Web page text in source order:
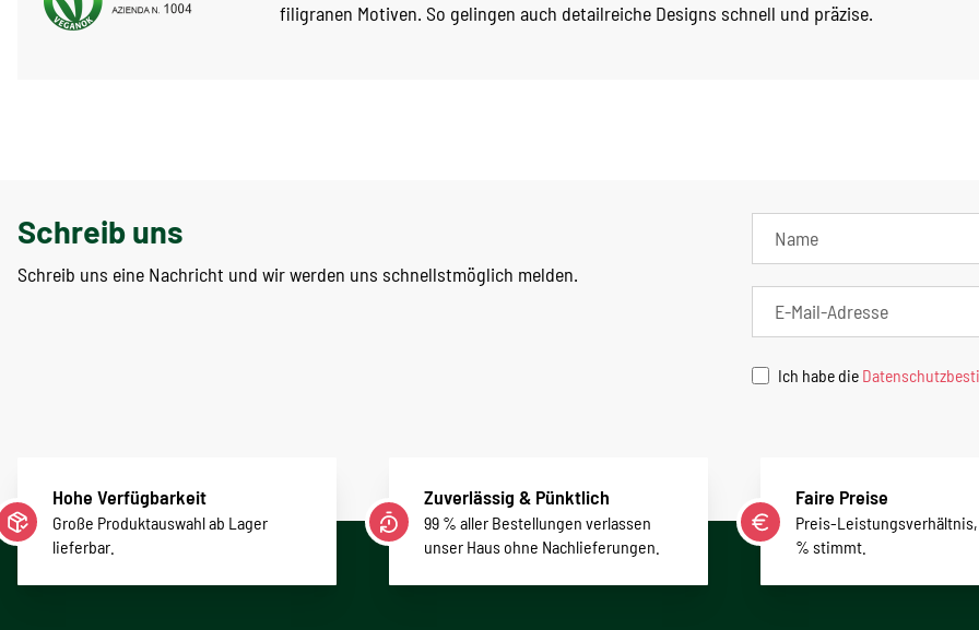
filigranen Motiven. So gelingen auch detailreiche Designs schnell und präzise.
Schreib uns
Schreib uns eine Nachricht und wir werden uns schnellstmöglich melden.
Ich habe die
Hohe Verfügbarkeit
Große Produktauswahl ab Lager
lieferbar.
Zuverlässig & Pünktlich
99 % aller Bestellungen verlassen
unser Haus ohne Nachlieferungen.
Faire Preise
Preis-Leistungsverhältnis,
% stimmt.